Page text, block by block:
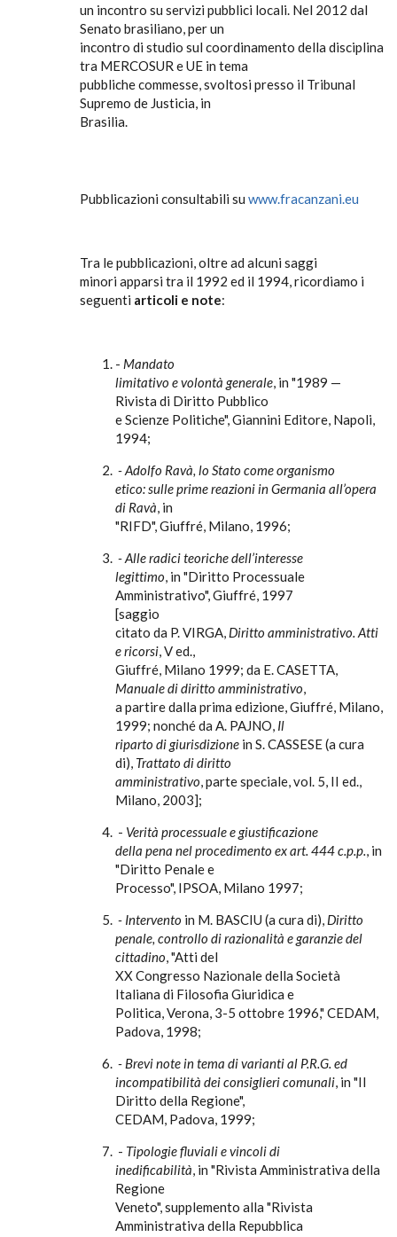
un incontro su servizi pubblici locali. Nel 2012 dal
Senato brasiliano, per un
incontro di studio sul coordinamento della disciplina
tra MERCOSUR e UE in tema
pubbliche commesse, svoltosi presso il Tribunal
Supremo de Justicia, in
Brasilia.
Pubblicazioni consultabili su www.fracanzani.eu
Tra le pubblicazioni, oltre ad alcuni saggi
minori apparsi tra il 1992 ed il 1994, ricordiamo i
seguenti articoli e note:
- Mandato
limitativo e volontà generale, in "1989 —
Rivista di Diritto Pubblico
e Scienze Politiche", Giannini Editore, Napoli,
1994;
- Adolfo Ravà, lo Stato come organismo
etico: sulle prime reazioni in Germania all’opera
di Ravà, in
"RIFD", Giuffré, Milano, 1996;
- Alle radici teoriche dell’interesse
legittimo, in "Diritto Processuale
Amministrativo", Giuffré, 1997
[saggio
citato da P. VIRGA, Diritto amministrativo. Atti
e ricorsi, V ed.,
Giuffré, Milano 1999; da E. CASETTA,
Manuale di diritto amministrativo,
a partire dalla prima edizione, Giuffré, Milano,
1999; nonché da A. PAJNO, Il
riparto di giurisdizione in S. CASSESE (a cura
di), Trattato di diritto
amministrativo, parte speciale, vol. 5, II ed.,
Milano, 2003];
- Verità processuale e giustificazione
della pena nel procedimento ex art. 444 c.p.p., in
"Diritto Penale e
Processo", IPSOA, Milano 1997;
- Intervento in M. BASCIU (a cura di), Diritto
penale, controllo di razionalità e garanzie del
cittadino, "Atti del
XX Congresso Nazionale della Società
Italiana di Filosofia Giuridica e
Politica, Verona, 3-5 ottobre 1996," CEDAM,
Padova, 1998;
- Brevi note in tema di varianti al P.R.G. ed
incompatibilità dei consiglieri comunali, in "Il
Diritto della Regione",
CEDAM, Padova, 1999;
- Tipologie fluviali e vincoli di
inedificabilità, in "Rivista Amministrativa della
Regione
Veneto", supplemento alla "Rivista
Amministrativa della Repubblica